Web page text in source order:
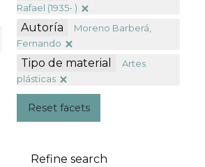
Rafael (1935- )
Autoría
Moreno Barberá,
Fernando
Tipo de material
Artes
plásticas
Reset facets
Refine search